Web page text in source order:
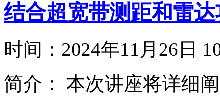
结合超宽带测距和雷
时间： 2024年11月26
简介：
本次讲座将详细